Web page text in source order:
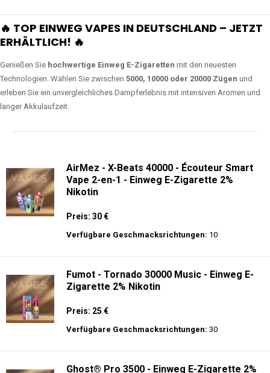
🔥 TOP EINWEG VAPES IN DEUTSCHLAND – JETZT
ERHÄLTLICH! 🔥
Genießen Sie hochwertige Einweg E-Zigaretten mit den neuesten
Technologien. Wählen Sie zwischen 5000, 10000 oder 20000 Zügen und
erleben Sie ein unvergleichliches Dampferlebnis mit intensiven Aromen und
langer Akkulaufzeit.
AirMez - X-Beats 40000 - Écouteur Smart
Vape 2-en-1 - Einweg E-Zigarette 2%
Nikotin
Preis: 30 €
Verfügbare Geschmacksrichtungen: 10
Fumot - Tornado 30000 Music - Einweg E-
Zigarette 2% Nikotin
Preis: 25 €
Verfügbare Geschmacksrichtungen: 30
Ghost® Pro 3500 - Einweg E-Zigarette 2%